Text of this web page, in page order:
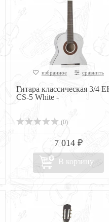
избранное сравнить
Гитара классическая 3/4
CS-5 White -
(0)
7 014 ₽
В корзину